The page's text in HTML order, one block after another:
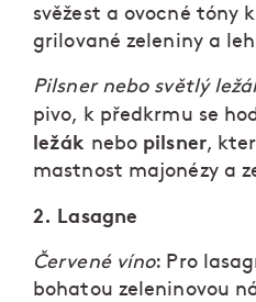
svěžest a ovocné tóny
grilované zeleniny a
Pilsner nebo světlý
pivo, k předkrmu se
ležák nebo pilsner,
mastnost majonézy a
2. Lasagne
Červené víno: Pro
bohatou zeleninovou